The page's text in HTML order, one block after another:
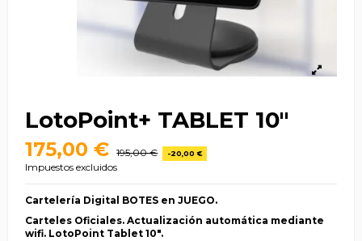
LotoPoint+ TABLET 10"
175,00 € 195,00 € -20,00 €
Impuestos excluidos
Cartelería Digital BOTES en JUEGO.
Carteles Oficiales. Actualización automática mediante
wifi. LotoPoint Tablet 10".